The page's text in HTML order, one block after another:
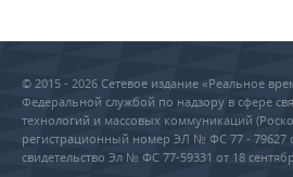
© 2015 - 2026 Сетевое издание «Реальное
Федеральной службой по надзору в сфере
технологий и массовых коммуникаций
регистрационный номер ЭЛ № ФС 77 - 79627
свидетельство Эл № ФС 77-59331 от 18